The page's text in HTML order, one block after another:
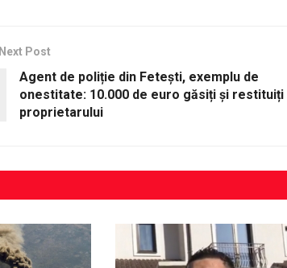
Next Post
Agent de poliție din Fetești, exemplu de
onestitate: 10.000 de euro găsiți și restituiți
proprietarului